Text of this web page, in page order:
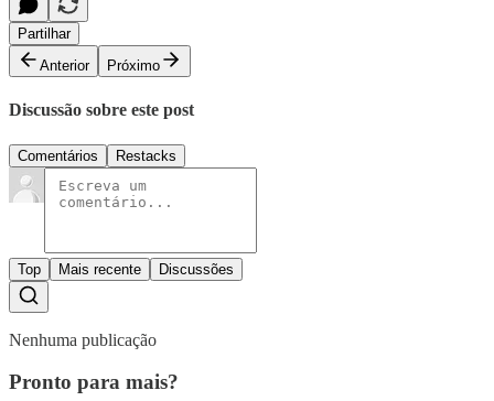
Partilhar
Anterior
Próximo
Discussão sobre este post
Comentários Restacks
Top Mais recente Discussões
Nenhuma publicação
Pronto para mais?